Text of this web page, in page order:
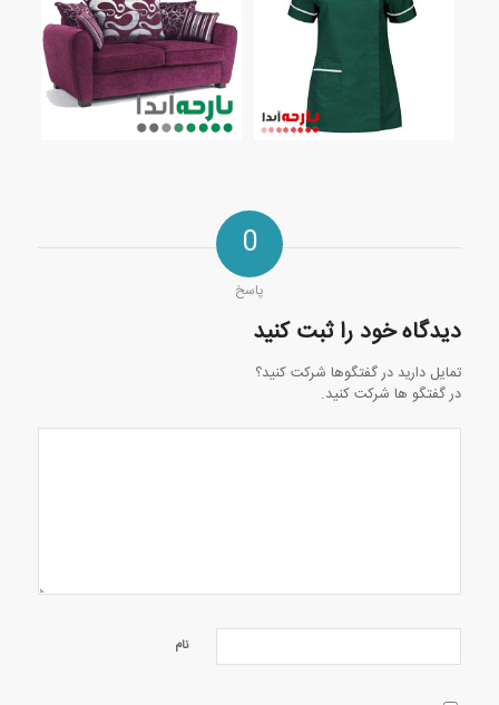
0
پاسخ
دیدگاه خود را ثبت کنید
تمایل دارید در گفتگوها شرکت کنید؟
در گفتگو ها شرکت کنید.
نام